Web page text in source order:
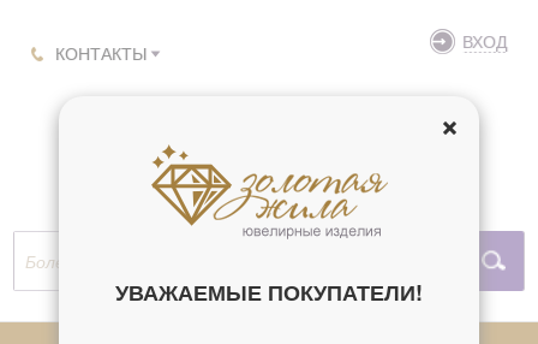
КОНТАКТЫ ВХОД
УВАЖАЕМЫЕ ПОКУПАТЕЛИ!